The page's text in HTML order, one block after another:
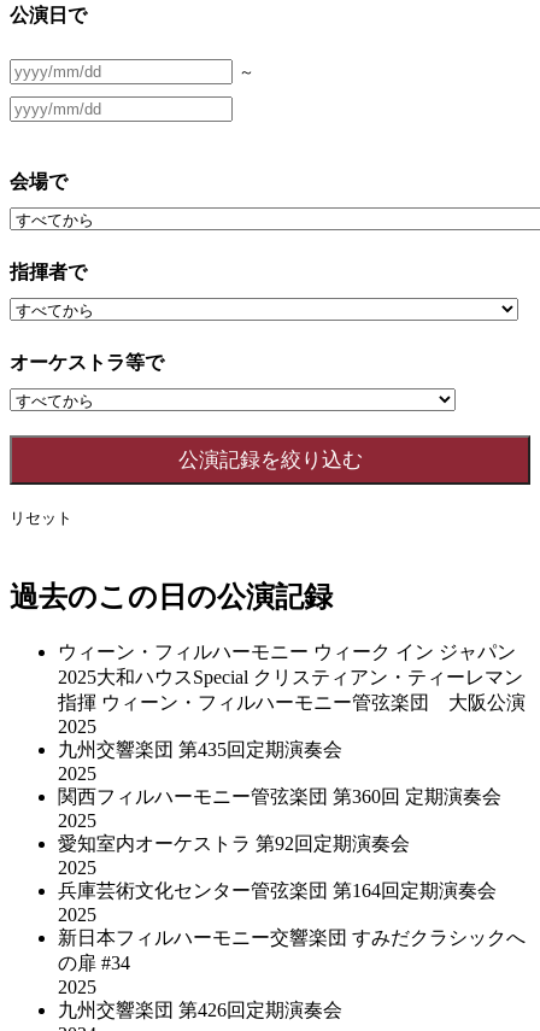
公演日で
～
会場で
指揮者で
オーケストラ等で
リセット
過去のこの日の公演記録
ウィーン・フィルハーモニー ウィーク イン ジャパン
2025大和ハウスSpecial クリスティアン・ティーレマン
指揮 ウィーン・フィルハーモニー管弦楽団 大阪公演
2025
九州交響楽団 第435回定期演奏会
2025
関西フィルハーモニー管弦楽団 第360回 定期演奏会
2025
愛知室内オーケストラ 第92回定期演奏会
2025
兵庫芸術文化センター管弦楽団 第164回定期演奏会
2025
新日本フィルハーモニー交響楽団 すみだクラシックへ
の扉 #34
2025
九州交響楽団 第426回定期演奏会